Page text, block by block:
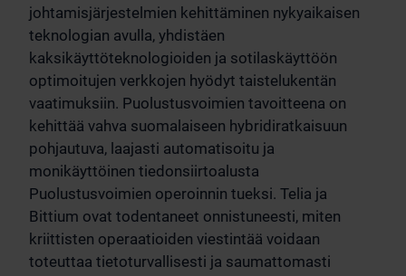
johtamisjärjestelmien kehittäminen nykyaikaisen
teknologian avulla, yhdistäen
kaksikäyttöteknologioiden ja sotilaskäyttöön
optimoitujen verkkojen hyödyt taistelukentän
vaatimuksiin. Puolustusvoimien tavoitteena on
kehittää vahva suomalaiseen hybridiratkaisuun
pohjautuva, laajasti automatisoitu ja
monikäyttöinen tiedonsiirtoalusta
Puolustusvoimien operoinnin tueksi. Telia ja
Bittium ovat todentaneet onnistuneesti, miten
kriittisten operaatioiden viestintää voidaan
toteuttaa tietoturvallisesti ja saumattomasti